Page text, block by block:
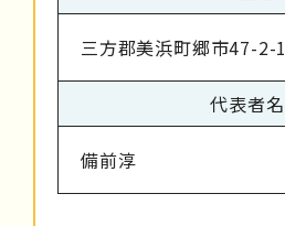
三方郡美浜町郷市47-2-1
代表者名
備前淳